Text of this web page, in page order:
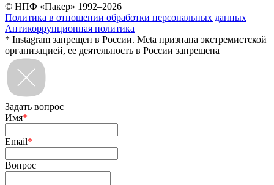
© НПФ «Пакер» 1992–2026
Политика в отношении обработки персональных данных
Антикоррупционная политика
* Instagram запрещен в России. Meta признана экстремистской
организацией, ее деятельность в России запрещена
Задать вопрос
Имя*
Email*
Вопрос